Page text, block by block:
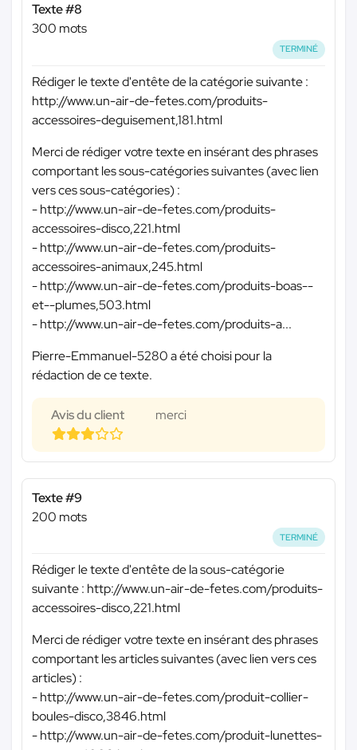
Texte #8
300 mots
TERMINÉ
Rédiger le texte d'entête de la catégorie suivante :
http://www.un-air-de-fetes.com/produits-
accessoires-deguisement,181.html
Merci de rédiger votre texte en insérant des phrases
comportant les sous-catégories suivantes (avec lien
vers ces sous-catégories) :
- http://www.un-air-de-fetes.com/produits-
accessoires-disco,221.html
- http://www.un-air-de-fetes.com/produits-
accessoires-animaux,245.html
- http://www.un-air-de-fetes.com/produits-boas--
et--plumes,503.html
- http://www.un-air-de-fetes.com/produits-a...
Pierre-Emmanuel-5280 a été choisi pour la
rédaction de ce texte.
Avis du client merci
Texte #9
200 mots
TERMINÉ
Rédiger le texte d'entête de la sous-catégorie
suivante : http://www.un-air-de-fetes.com/produits-
accessoires-disco,221.html
Merci de rédiger votre texte en insérant des phrases
comportant les articles suivantes (avec lien vers ces
articles) :
- http://www.un-air-de-fetes.com/produit-collier-
boules-disco,3846.html
- http://www.un-air-de-fetes.com/produit-lunettes-